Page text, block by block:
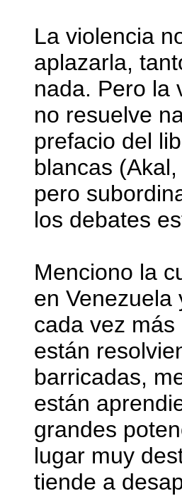
La violencia
aplazarla,
nada. Pero la
no resuelve
prefacio del
blancas
pero
los debates
Menciono la
en Venezuela
cada vez
están
barricadas,
están
grandes
lugar muy
tiende a